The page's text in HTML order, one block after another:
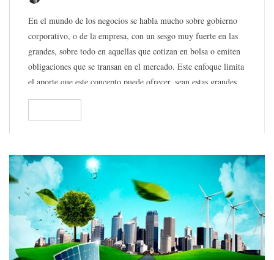
En el mundo de los negocios se habla mucho sobre gobierno
corporativo, o de la empresa, con un sesgo muy fuerte en las
grandes, sobre todo en aquellas que cotizan en bolsa o emiten
obligaciones que se transan en el mercado. Este enfoque limita
el aporte que este concepto puede ofrecer, sean estas grandes
o…